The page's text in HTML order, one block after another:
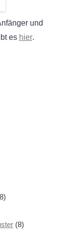
und
es hier.
(8)